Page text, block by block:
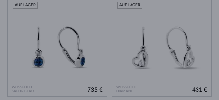
WEISSGOLD
SAPHIR BLAU
AUF LAGER
735 €
WEISSGOLD
DIAMANT
AUF LAGER
431 €